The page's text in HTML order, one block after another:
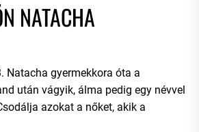
NATACHA
Natacha gyermekkora óta a
után vágyik, álma pedig egy névvel
azokat a nőket, akik a